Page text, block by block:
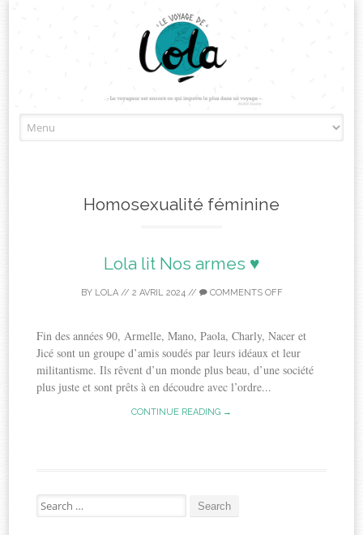
to
Homosexualité féminine
Lola lit Nos armes ♥
BY LOLA// 2 AVRIL 2024// COMMENTS OFF
Fin des années 90, Armelle, Mano, Paola, Charly, Nacer et
Jicé sont un groupe d’amis soudés par leurs idéaux et leur
militantisme. Ils rêvent d’un monde plus beau, d’une société
plus juste et sont prêts à en découdre avec l’ordre...
CONTINUE READING →
Search
for: